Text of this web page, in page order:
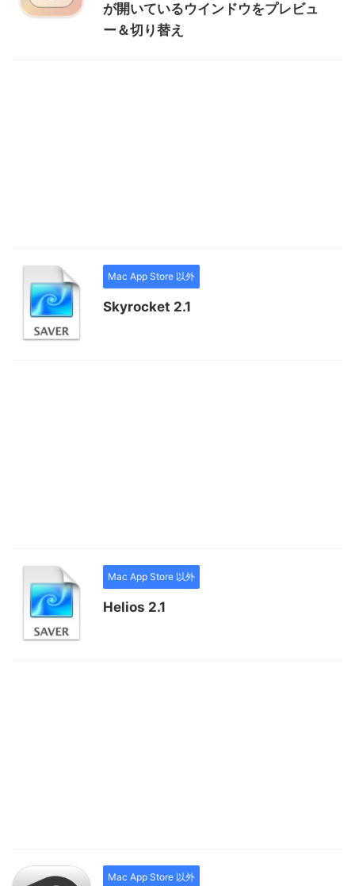
が開いているウインドウをプレビュ
ー＆切り替え
Mac App Store 以外
Skyrocket 2.1
Mac App Store 以外
Helios 2.1
Mac App Store 以外